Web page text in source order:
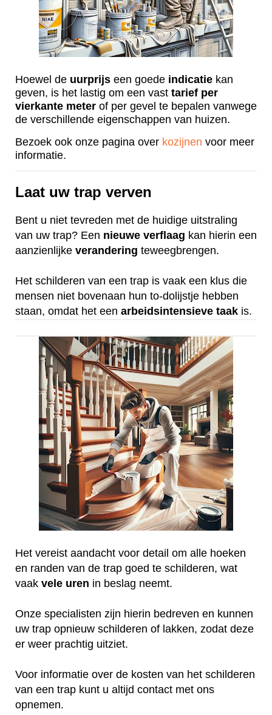
Hoewel de uurprijs een goede indicatie kan
geven, is het lastig om een vast tarief per
vierkante meter of per gevel te bepalen vanwege
de verschillende eigenschappen van huizen.
Bezoek ook onze pagina over kozijnen voor meer
informatie.
Laat uw trap verven
Bent u niet tevreden met de huidige uitstraling
van uw trap? Een nieuwe verflaag kan hierin een
aanzienlijke verandering teweegbrengen.
Het schilderen van een trap is vaak een klus die
mensen niet bovenaan hun to-dolijstje hebben
staan, omdat het een arbeidsintensieve taak is.
Het vereist aandacht voor detail om alle hoeken
en randen van de trap goed te schilderen, wat
vaak vele uren in beslag neemt.
Onze specialisten zijn hierin bedreven en kunnen
uw trap opnieuw schilderen of lakken, zodat deze
er weer prachtig uitziet.
Voor informatie over de kosten van het schilderen
van een trap kunt u altijd contact met ons
opnemen.